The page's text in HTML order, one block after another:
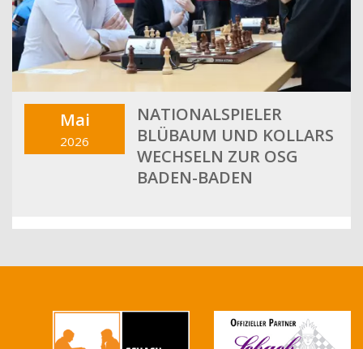
Mai
2026
NATIONALSPIELER
BLÜBAUM UND KOLLARS
WECHSELN ZUR OSG
BADEN-BADEN